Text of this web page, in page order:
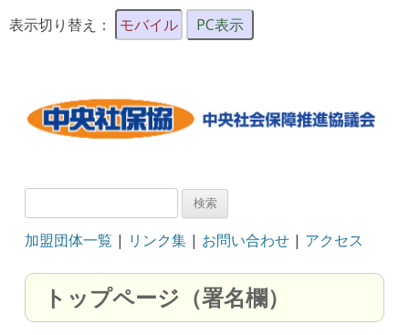
表示切り替え： モバイル PC表示
検
加盟団体一覧 | リンク集 | お問い合わせ | アクセス
トップページ（署名欄）